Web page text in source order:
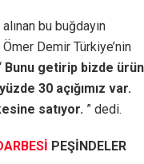
bu buğdayın
Demir Türkiye’nin
Bunu getirip bizde ürün
30 açığımız var.
satıyor. ” dedi.
PEŞİNDELER